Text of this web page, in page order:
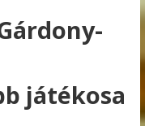
játékosa